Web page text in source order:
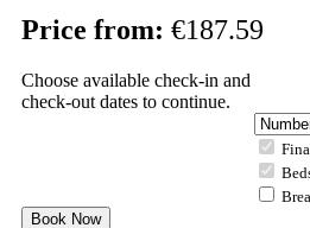
Price from: €187.59
Choose available check-in and
check-out dates to continue.